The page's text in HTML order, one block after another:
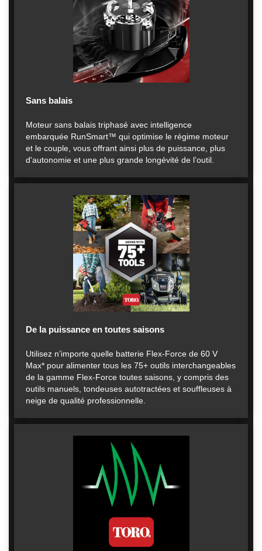
Sans balais
Moteur sans balais triphasé avec intelligence
embarquée RunSmart™ qui optimise le régime moteur
et le couple, vous offrant ainsi plus de puissance, plus
d'autonomie et une plus grande longévité de l’outil.
De la puissance en toutes saisons
Utilisez n’importe quelle batterie Flex-Force de 60 V
Max* pour alimenter tous les 75+ outils interchangeables
de la gamme Flex-Force toutes saisons, y compris des
outils manuels, tondeuses autotractées et souffleuses à
neige de qualité professionnelle.